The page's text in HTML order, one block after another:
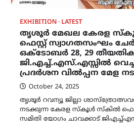
EXHIBITION LATEST
തൃശൂർ മേഖല കേരള
ഫെസ്റ്റ് സ്വാഗതസംഘം
ഒക്ടോബർ 28, 29
ജി.എച്ച്.എസ്.എസ്സിൽ
പ്രദർശന വിൽപ്പന മേള
October 24, 2025
തൃശൂർ റവന്യൂ ജില്ലാ
നടക്കുന്ന കേരള സ്കൂൾ സ്കിൽ
സമിതി യോഗം ചാവക്കാട്